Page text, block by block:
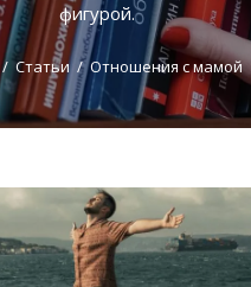
фигурой.
Статьи Отношения с мамой